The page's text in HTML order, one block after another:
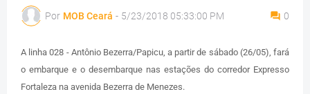
Por MOB Ceará - 5/23/2018 05:33:00 PM 0
A linha 028 - Antônio Bezerra/Papicu, a partir de sábado (26/05), fará
o embarque e o desembarque nas estações do corredor Expresso
Fortaleza na avenida Bezerra de Menezes.